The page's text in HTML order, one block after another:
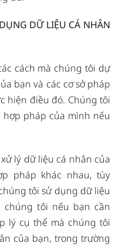
DỮ LIỆU CÁ NHÂN
cách mà chúng tôi dự
bạn và các cơ sở pháp
hiện điều đó. Chúng tôi
pháp của mình nếu
lý dữ liệu cá nhân của
pháp khác nhau, tùy
tôi sử dụng dữ liệu
chúng tôi nếu bạn cần
lý cụ thể mà chúng tôi
của bạn, trong trường